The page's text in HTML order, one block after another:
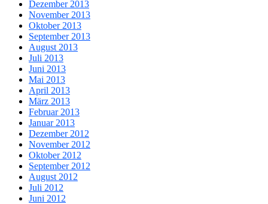
Dezember 2013
November 2013
Oktober 2013
September 2013
August 2013
Juli 2013
Juni 2013
Mai 2013
April 2013
März 2013
Februar 2013
Januar 2013
Dezember 2012
November 2012
Oktober 2012
September 2012
August 2012
Juli 2012
Juni 2012